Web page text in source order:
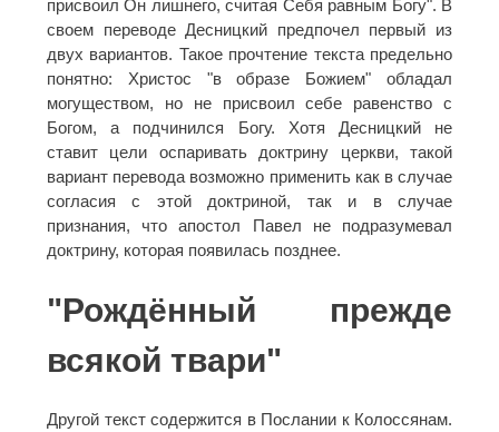
присвоил Он лишнего, считая Себя равным Богу". В
своем переводе Десницкий предпочел первый из
двух вариантов. Такое прочтение текста предельно
понятно: Христос "в образе Божием" обладал
могуществом, но не присвоил себе равенство с
Богом, а подчинился Богу. Хотя Десницкий не
ставит цели оспаривать доктрину церкви, такой
вариант перевода возможно применить как в случае
согласия с этой доктриной, так и в случае
признания, что апостол Павел не подразумевал
доктрину, которая появилась позднее.
"Рождённый прежде
всякой твари"
Другой текст содержится в Послании к Колоссянам.